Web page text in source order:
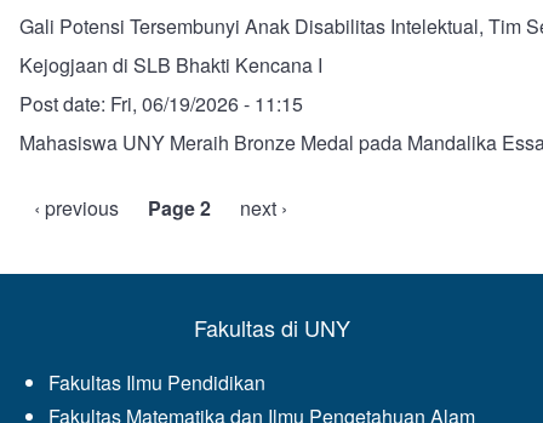
Gali Potensi Tersembunyi Anak Disabilitas Intelektual, Tim
Kejogjaan di SLB Bhakti Kencana I
Post date: Fri, 06/19/2026 - 11:15
Mahasiswa UNY Meraih Bronze Medal pada Mandalika
Pagination
Previous
‹ previous Page 2
Next
next ›
Fakultas di UNY
Fakultas Ilmu Pendidikan
Fakultas Matematika dan Ilmu Pengetahuan Alam